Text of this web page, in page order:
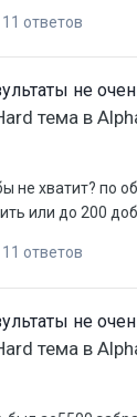
11 ответов
не
тема в
не хватит? по
или до 200
11 ответов
не
тема в